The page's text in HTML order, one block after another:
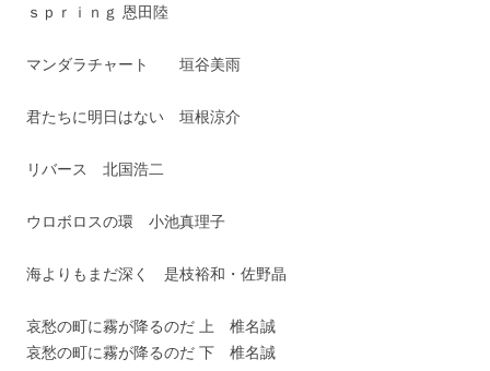
ｓｐｒｉｎｇ 恩田陸
マンダラチャート 垣谷美雨
君たちに明日はない 垣根涼介
リバース 北国浩二
ウロボロスの環 小池真理子
海よりもまだ深く 是枝裕和・佐野晶
哀愁の町に霧が降るのだ 上 椎名誠
哀愁の町に霧が降るのだ 下 椎名誠